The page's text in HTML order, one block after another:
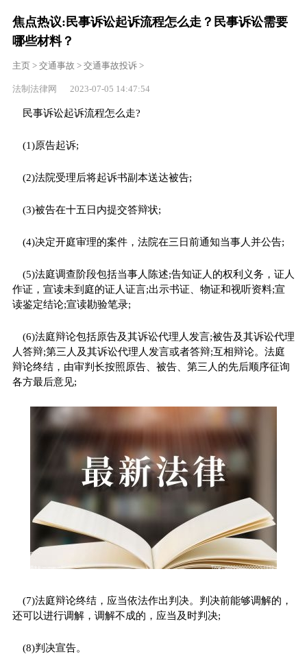
焦点热议:民事诉讼起诉流程怎么走？民事诉讼需要
哪些材料？
主页> 交通事故 > 交通事故投诉>
法制法律网 2023-07-05 14:47:54
民事诉讼起诉流程怎么走?
(1)原告起诉;
(2)法院受理后将起诉书副本送达被告;
(3)被告在十五日内提交答辩状;
(4)决定开庭审理的案件，法院在三日前通知当事人并公告;
(5)法庭调查阶段包括当事人陈述;告知证人的权利义务，证人
作证，宣读未到庭的证人证言;出示书证、物证和视听资料;宣
读鉴定结论;宣读勘验笔录;
(6)法庭辩论包括原告及其诉讼代理人发言;被告及其诉讼代理
人答辩;第三人及其诉讼代理人发言或者答辩;互相辩论。法庭
辩论终结，由审判长按照原告、被告、第三人的先后顺序征询
各方最后意见;
(7)法庭辩论终结，应当依法作出判决。判决前能够调解的，
还可以进行调解，调解不成的，应当及时判决;
(8)判决宣告。